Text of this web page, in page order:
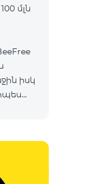
մլն
իսկ